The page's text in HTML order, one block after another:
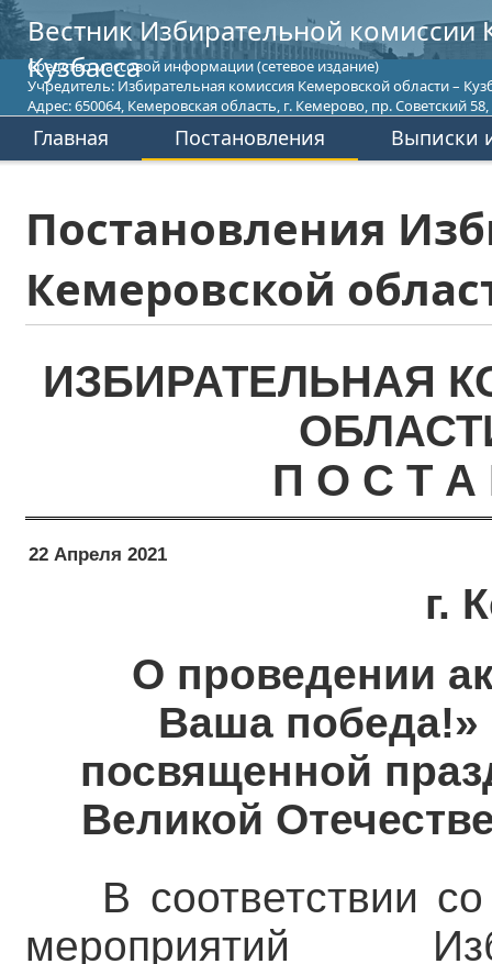
Вестник Избирательной комиссии
Кузбасса
Средство массовой информации (сетевое издание)
Учредитель: Избирательная комиссия Кемеровской области –
Адрес: 650064, Кемеровская область, г. Кемерово, пр. Советский 58,
Главная Постановления Выписки
Постановления
Кемеровской
ИЗБИРАТЕЛЬНАЯ
П О С Т А
22 Апреля 2021
г.
О проведении
Ваша победа!»
посвященной
Великой
В соответствии
мероприятий